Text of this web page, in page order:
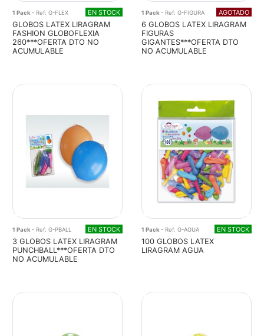
1 Pack - Ref: G-FLEX EN STOCK
GLOBOS LATEX LIRAGRAM
FASHION GLOBOFLEXIA
260***OFERTA DTO NO
ACUMULABLE
1 Pack - Ref: G-FIGURA AGOTADO
6 GLOBOS LATEX LIRAGRAM
FIGURAS
GIGANTES***OFERTA DTO
NO ACUMULABLE
1 Pack- Ref: G-PBALL EN STOCK
3 GLOBOS LATEX LIRAGRAM
PUNCHBALL***OFERTA DTO
NO ACUMULABLE
1 Pack- Ref: G-AGUA EN STOCK
100 GLOBOS LATEX
LIRAGRAM AGUA